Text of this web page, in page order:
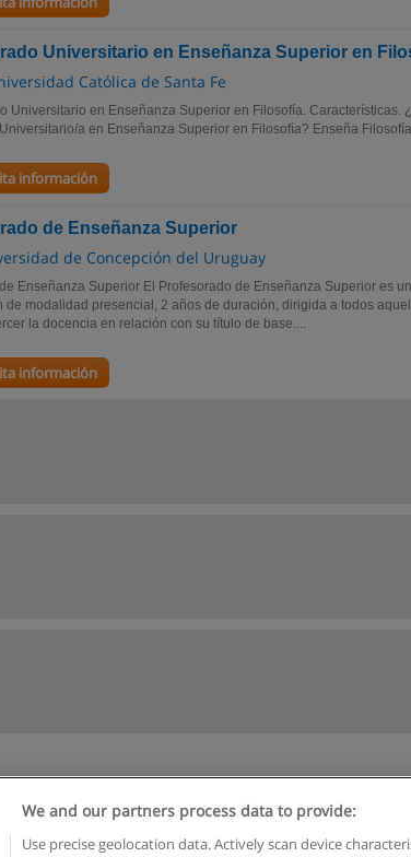
Universitario en Enseñanza Superior en
Católica de Santa Fe
Universitario en Enseñanza Superior en Filosofía. Características.
a en Enseñanza Superior en Filosofía? Enseña
información
de Enseñanza Superior
de Concepción del Uruguay
Enseñanza Superior El Profesorado de Enseñanza Superior es
de modalidad presencial, 2 años de duración, dirigida a todos
la docencia en relación con su título de base....
información
We and our partners process data to provide:
Use precise geolocation data. Actively scan device